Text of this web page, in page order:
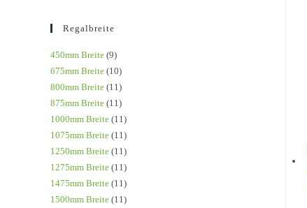
Regalbreite
450mm Breite (9)
675mm Breite (10)
800mm Breite (11)
875mm Breite (11)
1000mm Breite (11)
1075mm Breite (11)
1250mm Breite (11)
1275mm Breite (11)
1475mm Breite (11)
1500mm Breite (11)